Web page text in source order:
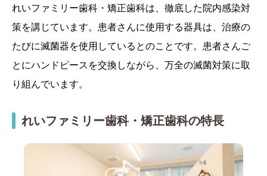
れいファミリー歯科・矯正歯科は、徹底した院内感染対
策を講じています。患者さんに使用する器具は、治療の
たびに滅菌器を使用しているとのことです。患者さんご
とにハンドピースを交換しながら、万全の滅菌対策に取
り組んでいます。
れいファミリー歯科・矯正歯科の特長